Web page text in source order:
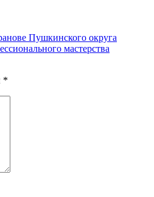
Пушкинского округа
мастерства
*